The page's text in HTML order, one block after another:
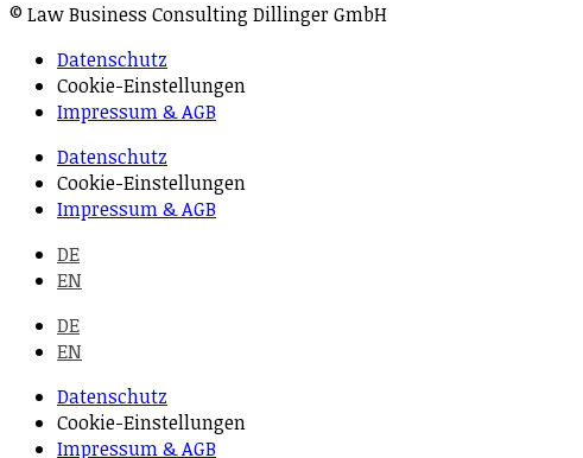
© Law Business Consulting Dillinger GmbH
Datenschutz
Cookie-Einstellungen
Impressum & AGB
Datenschutz
Cookie-Einstellungen
Impressum & AGB
DE
EN
DE
EN
Datenschutz
Cookie-Einstellungen
Impressum & AGB